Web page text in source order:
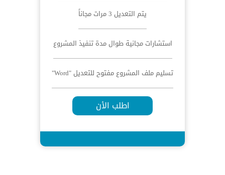
يتم التعديل 3 مرات مجاناً
استشارات مجانية طوال مدة تنفيذ المشروع
تسليم ملف المشروع مفتوح للتعديل "Word"
اطلب الأن